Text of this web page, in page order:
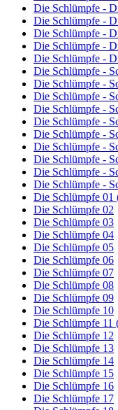
Die Schlümpfe -
Die Schlümpfe -
Die Schlümpfe -
Die Schlümpfe -
Die Schlümpfe -
Die Schlümpfe -
Die Schlümpfe -
Die Schlümpfe -
Die Schlümpfe -
Die Schlümpfe -
Die Schlümpfe -
Die Schlümpfe -
Die Schlümpfe -
Die Schlümpfe -
Die Schlümpfe -
Die Schlümpfe 01
Die Schlümpfe 02
Die Schlümpfe 03
Die Schlümpfe 04
Die Schlümpfe 05
Die Schlümpfe 06
Die Schlümpfe 07
Die Schlümpfe 08
Die Schlümpfe 09
Die Schlümpfe 10
Die Schlümpfe 11
Die Schlümpfe 12
Die Schlümpfe 13
Die Schlümpfe 14
Die Schlümpfe 15
Die Schlümpfe 16
Die Schlümpfe 17